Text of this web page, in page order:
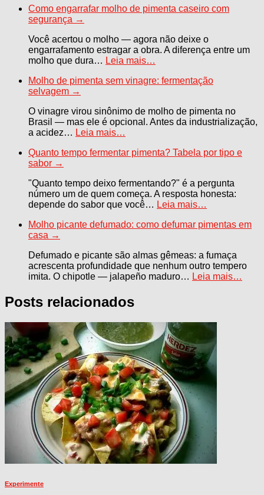
Como engarrafar molho de pimenta caseiro com
segurança →
Você acertou o molho — agora não deixe o
engarrafamento estragar a obra. A diferença entre um
molho que dura… Leia mais…
Molho de pimenta sem vinagre: fermentação
selvagem →
O vinagre virou sinônimo de molho de pimenta no
Brasil — mas ele é opcional. Antes da industrialização,
a acidez… Leia mais…
Quanto tempo fermentar pimenta? Tabela por tipo e
sabor →
"Quanto tempo deixo fermentando?" é a pergunta
número um de quem começa. A resposta honesta:
depende do sabor que você… Leia mais…
Molho picante defumado: como defumar pimentas em
casa →
Defumado e picante são almas gêmeas: a fumaça
acrescenta profundidade que nenhum outro tempero
imita. O chipotle — jalapeño maduro… Leia mais…
Posts relacionados
Experimente